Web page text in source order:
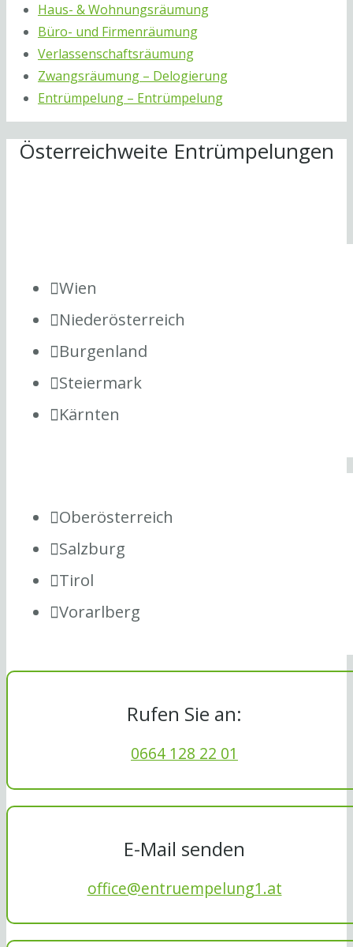
Haus- & Wohnungsräumung
Büro- und Firmenräumung
Verlassenschaftsräumung
Zwangsräumung – Delogierung
Entrümpelung – Entrümpelung
Österreichweite Entrümpelungen
Wien
Niederösterreich
Burgenland
Steiermark
Kärnten
Oberösterreich
Salzburg
Tirol
Vorarlberg
Rufen Sie an:
0664 128 22 01
E-Mail senden
office@entruempelung1.at